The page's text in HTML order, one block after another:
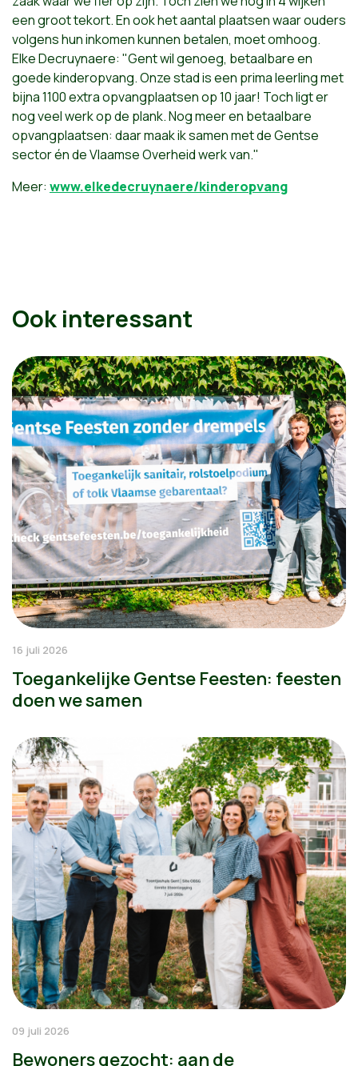
een groot tekort. En ook het aantal plaatsen waar ouders
volgens hun inkomen kunnen betalen, moet omhoog.
Elke Decruynaere: "Gent wil genoeg, betaalbare en
goede kinderopvang. Onze stad is een prima leerling met
bijna 1100 extra opvangplaatsen op 10 jaar! Toch ligt er
nog veel werk op de plank. Nog meer en betaalbare
opvangplaatsen: daar maak ik samen met de Gentse
sector én de Vlaamse Overheid werk van."
Meer: www.elkedecruynaere/kinderopvang
Ook interessant
16 juli 2026
Toegankelijke Gentse Feesten: feesten
doen we samen
09 juli 2026
Bewoners gezocht: aan de